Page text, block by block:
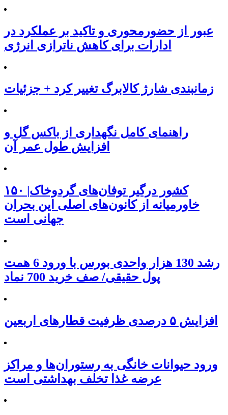
عبور از حضورمحوری و تاکید بر عملکرد در
ادارات برای کاهش ناترازی انرژی
زمانبندی شارژ کالابرگ تغییر کرد + جزئیات
راهنمای کامل نگهداری از باکس گل و
افزایش طول عمر آن
۱۵۰ کشور درگیر توفان‌های گردوخاک|
خاورمیانه از کانون‌های اصلی این بحران
جهانی است
رشد 130 هزار واحدی بورس با ورود 6 همت
پول حقیقی/ صف خرید 700 نماد
افزایش ۵ درصدی ظرفیت قطارهای اربعین
ورود حیوانات خانگی به رستوران‌ها و مراکز
عرضه غذا تخلف بهداشتی است